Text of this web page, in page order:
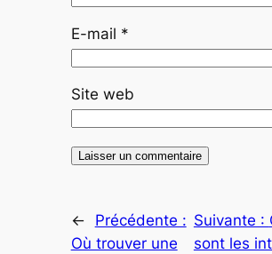
E-mail *
Site web
←
Précédente :
Où trouver une
Suivante :
sont les